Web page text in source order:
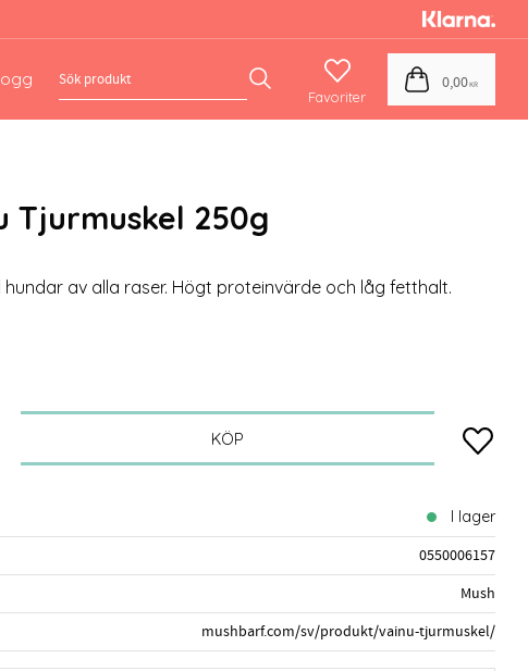
FavoriterKundvagn
0,00KR
Tjurmuskel 250g
av alla raser. Högt proteinvärde och låg fetthalt.
KÖP Lägg
I lager
0550006157
Mush
mushbarf.com/sv/produkt/vainu-tjurmuskel/